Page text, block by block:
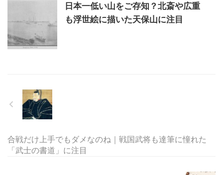
日本一低い山をご存知？北斎や広重
も浮世絵に描いた天保山に注目
合戦だけ上手でもダメなのね｜戦国武将も達筆に憧れた
「武士の書道」に注目